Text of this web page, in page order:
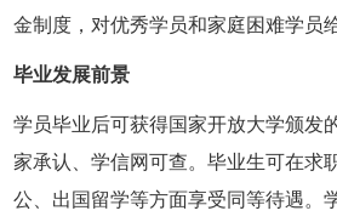
金制度，对优秀学员和家庭困难学员
毕业发展前景
学员毕业后可获得国家开放大学颁发
家承认、学信网可查。毕业生可在求
公、出国留学等方面享受同等待遇。